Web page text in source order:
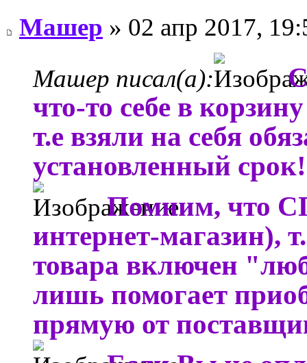
Машер » 02 апр 2017,
Машер писал(а):
что-то себе в
т.е взяли на себя
установленный срок!
Помним, что
интернет-магазин),
товара включен
лишь помогает
прямую от